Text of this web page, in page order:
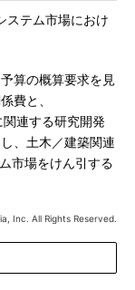
ステム市場におけ
算の概算要求を見
費と、
連する研究開発
、土木／建築関連
市場をけん引する
Inc. All Rights Reserved.